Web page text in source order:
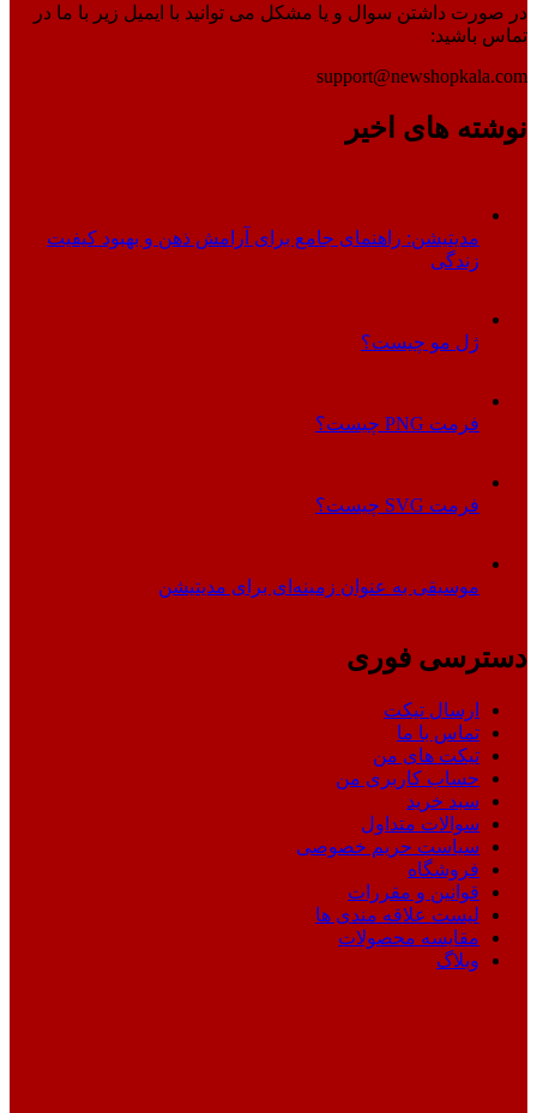
در صورت داشتن سوال و یا مشکل می توانید با ایمیل زیر با ما در
تماس باشید:
support@newshopkala.com
نوشته های اخیر
مدیتیشن: راهنمای جامع برای آرامش ذهن و بهبود کیفیت
زندگی
ژل مو چیست؟
فرمت PNG چیست؟
فرمت SVG چیست؟
موسیقی به عنوان زمینه‌ای برای مدیتیشن
دسترسی فوری
ارسال تیکت
تماس با ما
تیکت های من
حساب کاربری من
سبد خرید
سوالات متداول
سیاست حریم خصوصی
فروشگاه
قوانین و مقررات
لیست علاقه مندی ها
مقایسه محصولات
وبلاگ